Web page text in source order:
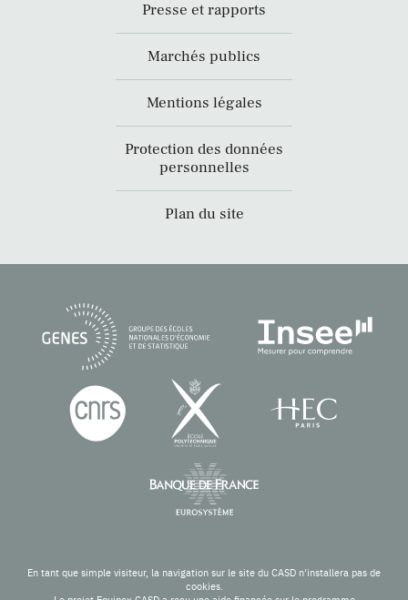
Presse et rapports
Marchés publics
Mentions légales
Protection des données
personnelles
Plan du site
En tant que simple visiteur, la navigation sur le site du CASD n'installera pas de
cookies.